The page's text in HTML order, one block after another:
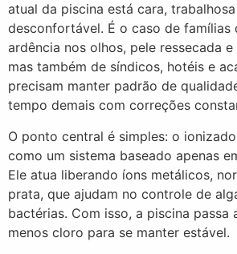
atual da piscina está cara,
desconfortável. É o caso de famílias
ardência nos olhos, pele ressecada
mas também de síndicos, hotéis e
precisam manter padrão de
tempo demais com correções
O ponto central é simples: o
como um sistema baseado apenas
Ele atua liberando íons metálicos,
prata, que ajudam no controle de
bactérias. Com isso, a piscina passa
menos cloro para se manter estável.